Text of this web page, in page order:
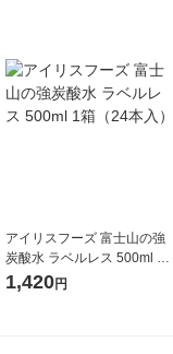
アイリスフーズ 富士山の強
炭酸水 ラベルレス 500ml 1
箱（24本入）
1,420円